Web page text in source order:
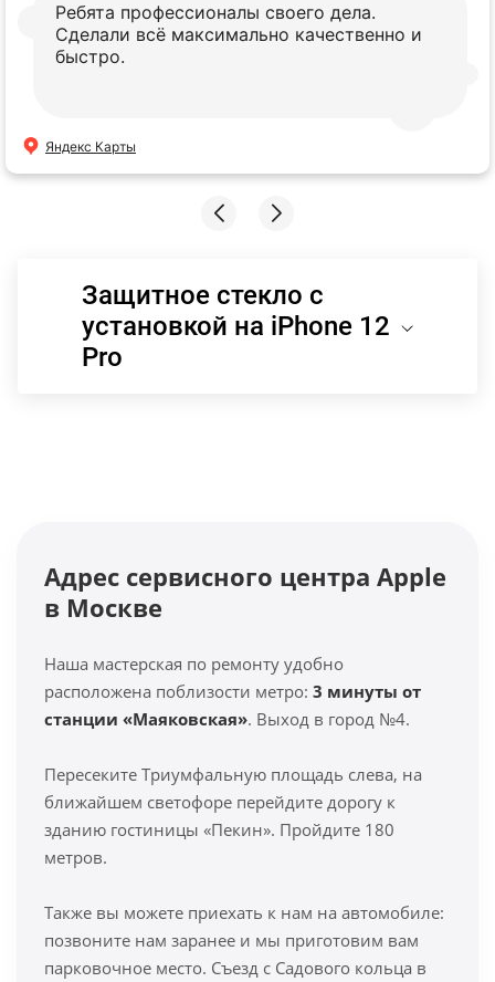
Ребята профессионалы своего дела.
Сделали всё максимально качественно и
быстро.
Яндекс Карты
Защитное стекло с
установкой на iPhone 12
Pro
Адрес сервисного центра Apple
в Москве
Наша мастерская по ремонту удобно
расположена поблизости метро: 3 минуты от
станции «Маяковская». Выход в город №4.
Пересеките Триумфальную площадь слева, на
ближайшем светофоре перейдите дорогу к
зданию гостиницы «Пекин». Пройдите 180
метров.
Также вы можете приехать к нам на автомобиле:
позвоните нам заранее и мы приготовим вам
парковочное место. Съезд с Садового кольца в